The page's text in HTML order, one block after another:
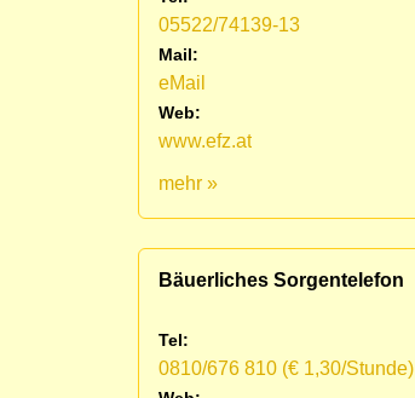
05522/74139-13
Mail:
eMail
Web:
www.efz.at
mehr »
Bäuerliches Sorgentelefon
Tel:
0810/676 810 (€ 1,30/Stunde)